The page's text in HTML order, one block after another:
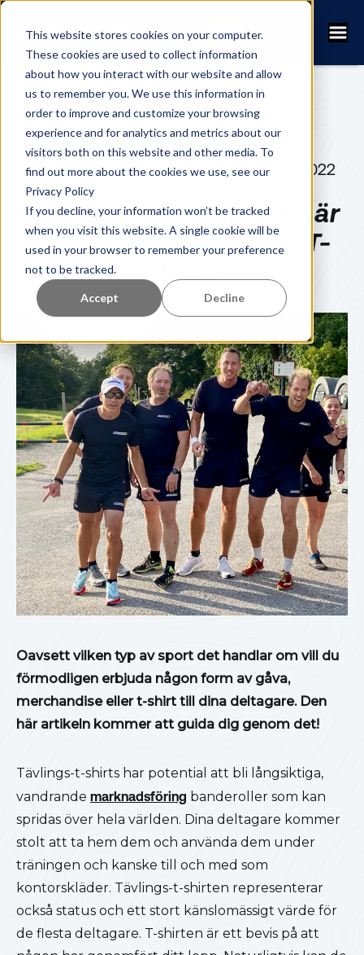
This website stores cookies on your computer.
These cookies are used to collect information
about how you interact with our website and allow
us to remember you. We use this information in
order to improve and customize your browsing
experience and for analytics and metrics about our
visitors both on this website and other media. To
find out more about the cookies we use, see our
Privacy Policy
If you decline, your information won’t be tracked
when you visit this website. A single cookie will be
used in your browser to remember your preference
not to be tracked.
Accept Decline
FANNY KUHN 4 MARS 2022
Vad Du Ska Tänka på när
Du Beställer Finisher T-
shirts
Oavsett vilken typ av sport det handlar om vill du
förmodligen erbjuda någon form av gåva,
merchandise eller t-shirt till dina deltagare. Den
här artikeln kommer att guida dig genom det!
Tävlings-t-shirts har potential att bli långsiktiga,
vandrande marknadsföring banderoller som kan
spridas över hela världen. Dina deltagare kommer
stolt att ta hem dem och använda dem under
träningen och kanske till och med som
kontorskläder. Tävlings-t-shirten representerar
också status och ett stort känslomässigt värde för
de flesta deltagare. T-shirten är ett bevis på att